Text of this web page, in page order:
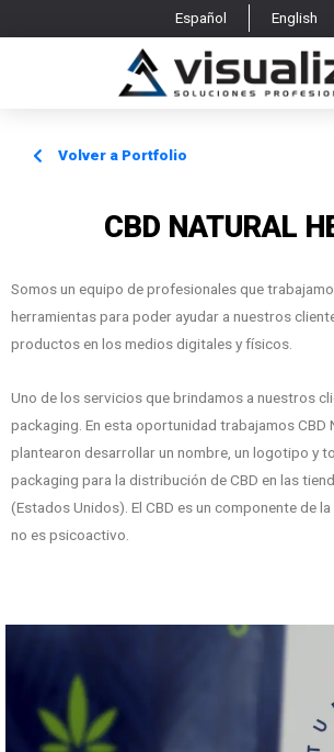
Español English
Volver a Portfolio
CBD NATURAL
Somos un equipo de profesionales que
herramientas para poder ayudar a nuestros
productos en los medios digitales y físicos.
Uno de los servicios que brindamos a nuestros
packaging. En esta oportunidad trabajamos CBD
plantearon desarrollar un nombre, un logotipo y
packaging para la distribución de CBD en las
(Estados Unidos). El CBD es un componente de
no es psicoactivo.